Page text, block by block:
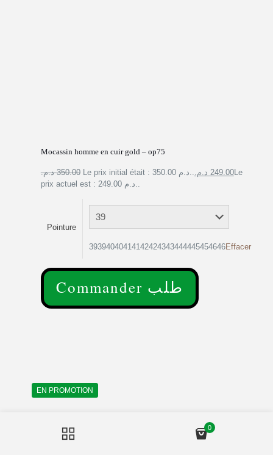
Mocassin homme en cuir gold – op75
350.00 د.م. 249.00 د.م.Le
Pointure
39394040414142424343444445454646Effacer
Commander طلب
EN PROMOTION
0